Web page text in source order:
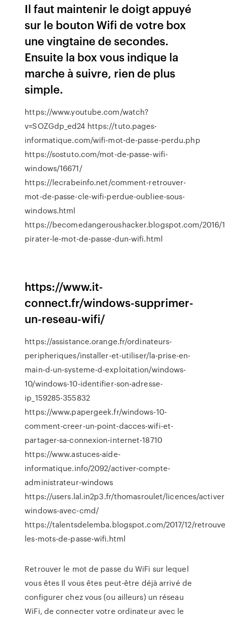
Il faut maintenir le doigt appuyé
sur le bouton Wifi de votre box
une vingtaine de secondes.
Ensuite la box vous indique la
marche à suivre, rien de plus
simple.
https://www.youtube.com/watch?
v=SOZGdp_ed24 https://tuto.pages-
informatique.com/wifi-mot-de-passe-perdu.php
https://sostuto.com/mot-de-passe-wifi-
windows/16671/
https://lecrabeinfo.net/comment-retrouver-
mot-de-passe-cle-wifi-perdue-oubliee-sous-
windows.html
https://becomedangeroushacker.blogspot.com/2016/
pirater-le-mot-de-passe-dun-wifi.html
https://www.it-
connect.fr/windows-supprimer-
un-reseau-wifi/
https://assistance.orange.fr/ordinateurs-
peripheriques/installer-et-utiliser/la-prise-en-
main-d-un-systeme-d-exploitation/windows-
10/windows-10-identifier-son-adresse-
ip_159285-355832
https://www.papergeek.fr/windows-10-
comment-creer-un-point-dacces-wifi-et-
partager-sa-connexion-internet-18710
https://www.astuces-aide-
informatique.info/2092/activer-compte-
administrateur-windows
https://users.lal.in2p3.fr/thomasroulet/licences/
windows-avec-cmd/
https://talentsdelemba.blogspot.com/2017/12/
les-mots-de-passe-wifi.html
Retrouver le mot de passe du WiFi sur lequel
vous êtes Il vous êtes peut-être déjà arrivé de
configurer chez vous (ou ailleurs) un réseau
WiFi, de connecter votre ordinateur avec le